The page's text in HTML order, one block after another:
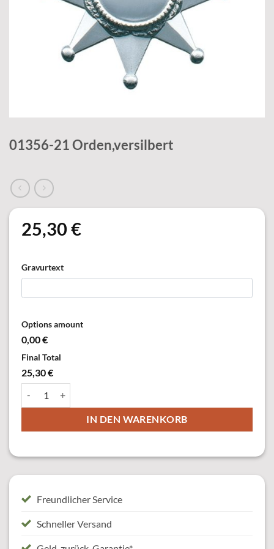
01356-21 Orden,versilbert
25,30 €
Gravurtext
Options amount
0,00 €
Final Total
25,30 €
IN DEN WARENKORB
Freundlicher Service
Schneller Versand